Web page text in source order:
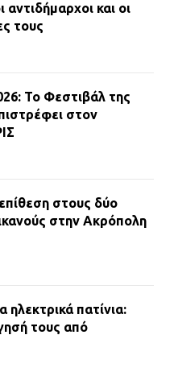
αντιδήμαρχοι και οι
τους
Το Φεστιβάλ της
στον
στους δύο
στην Ακρόπολη
πατίνια:
τους από